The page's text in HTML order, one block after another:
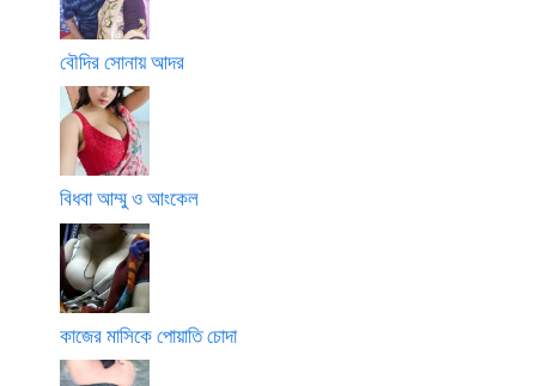
বৌদির সোনায় আদর
বিধবা আম্মু ও আংকেল
কাজের মাসিকে পোয়াতি চোদা